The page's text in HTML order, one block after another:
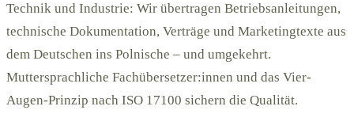
Technik und Industrie: Wir übertragen Betriebsanleitungen,
technische Dokumentation, Verträge und Marketingtexte aus
dem Deutschen ins Polnische – und umgekehrt.
Muttersprachliche Fachübersetzer:innen und das Vier-
Augen-Prinzip nach ISO 17100 sichern die Qualität.